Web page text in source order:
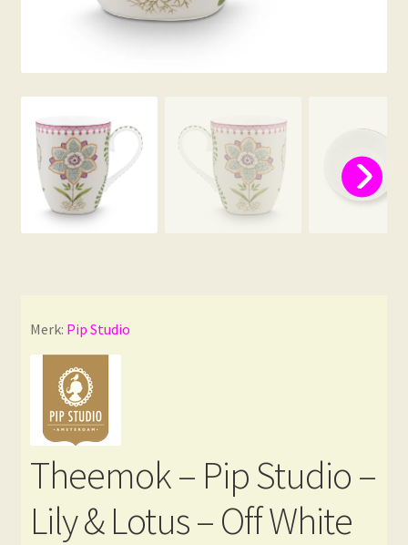
Merk: Pip Studio
Theemok – Pip Studio –
Lily & Lotus – Off White